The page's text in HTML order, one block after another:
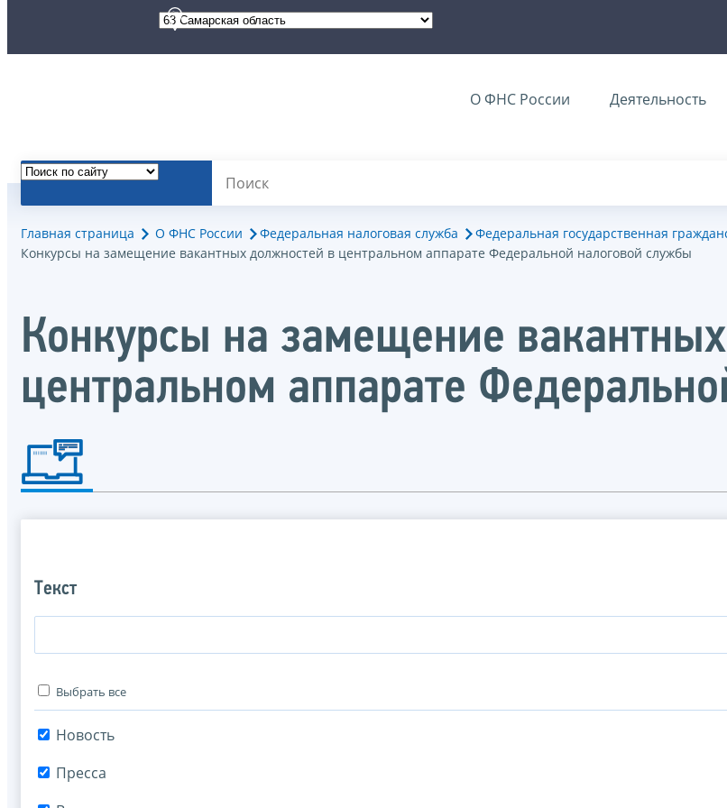
О ФНС России Деятельность
Главная страница О ФНС России Федеральная налоговая служба
Федеральная государственная
Конкурсы на замещение вакантных должностей в центральном аппарате Федеральной налоговой службы
Конкурсы на замещение
центральном аппарате
Текст
Выбрать все
Новость
Пресса